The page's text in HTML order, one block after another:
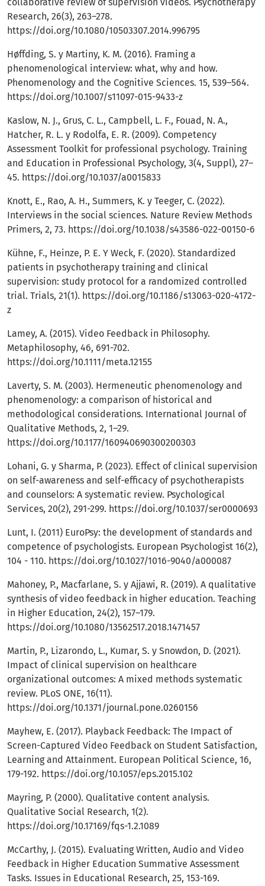
collaborative review of supervision videos. Psychotherapy
Research, 26(3), 263–278.
https://doi.org/10.1080/10503307.2014.996795
Høffding, S. y Martiny, K. M. (2016). Framing a
phenomenological interview: what, why and how.
Phenomenology and the Cognitive Sciences. 15, 539–564.
https://doi.org/10.1007/s11097-015-9433-z
Kaslow, N. J., Grus, C. L., Campbell, L. F., Fouad, N. A.,
Hatcher, R. L. y Rodolfa, E. R. (2009). Competency
Assessment Toolkit for professional psychology. Training
and Education in Professional Psychology, 3(4, Suppl), 27–
45. https://doi.org/10.1037/a0015833
Knott, E., Rao, A. H., Summers, K. y Teeger, C. (2022).
Interviews in the social sciences. Nature Review Methods
Primers, 2, 73. https://doi.org/10.1038/s43586-022-00150-6
Kühne, F., Heinze, P. E. Y Weck, F. (2020). Standardized
patients in psychotherapy training and clinical
supervision: study protocol for a randomized controlled
trial. Trials, 21(1). https://doi.org/10.1186/s13063-020-4172-
z
Lamey, A. (2015). Video Feedback in Philosophy.
Metaphilosophy, 46, 691-702.
https://doi.org/10.1111/meta.12155
Laverty, S. M. (2003). Hermeneutic phenomenology and
phenomenology: a comparison of historical and
methodological considerations. International Journal of
Qualitative Methods, 2, 1–29.
https://doi.org/10.1177/160940690300200303
Lohani, G. y Sharma, P. (2023). Effect of clinical supervision
on self-awareness and self-efficacy of psychotherapists
and counselors: A systematic review. Psychological
Services, 20(2), 291-299. https://doi.org/10.1037/ser0000693
Lunt, I. (2011) EuroPsy: the development of standards and
competence of psychologists. European Psychologist 16(2),
104 - 110. https://doi.org/10.1027/1016-9040/a000087
Mahoney, P., Macfarlane, S. y Ajjawi, R. (2019). A qualitative
synthesis of video feedback in higher education. Teaching
in Higher Education, 24(2), 157–179.
https://doi.org/10.1080/13562517.2018.1471457
Martin, P., Lizarondo, L., Kumar, S. y Snowdon, D. (2021).
Impact of clinical supervision on healthcare
organizational outcomes: A mixed methods systematic
review. PLoS ONE, 16(11).
https://doi.org/10.1371/journal.pone.0260156
Mayhew, E. (2017). Playback Feedback: The Impact of
Screen-Captured Video Feedback on Student Satisfaction,
Learning and Attainment. European Political Science, 16,
179-192. https://doi.org/10.1057/eps.2015.102
Mayring, P. (2000). Qualitative content analysis.
Qualitative Social Research, 1(2).
https://doi.org/10.17169/fqs-1.2.1089
McCarthy, J. (2015). Evaluating Written, Audio and Video
Feedback in Higher Education Summative Assessment
Tasks. Issues in Educational Research, 25, 153-169.